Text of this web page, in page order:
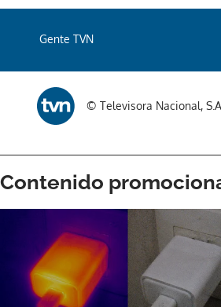
Gente TVN
© Televisora Nacional,